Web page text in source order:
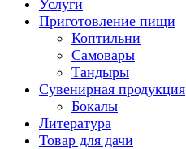
Услуги
Приготовление пищи
Коптильни
Самовары
Тандыры
Сувенирная продукция
Бокалы
Литература
Товар для дачи